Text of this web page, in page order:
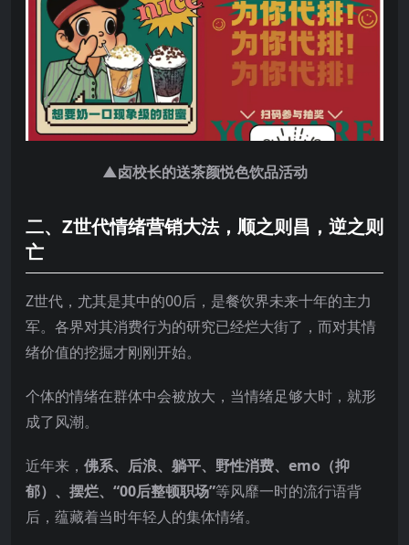
▲卤校长的送茶颜悦色饮品活动
二、Z世代情绪营销大法，顺之则昌，逆之则
亡
Z世代，尤其是其中的00后，是餐饮界未来十年的主力
军。各界对其消费行为的研究已经烂大街了，而对其情
绪价值的挖掘才刚刚开始。
个体的情绪在群体中会被放大，当情绪足够大时，就形
成了风潮。
近年来， 佛系、后浪、躺平、野性消费、emo（抑
郁）、 摆烂、 “00后整顿职场”等风靡一时的流行语背
后，蕴藏着当时年轻人的集体情绪。